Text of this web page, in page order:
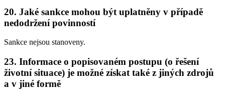
20. Jaké sankce mohou být uplatněny v případě
nedodržení povinností
Sankce nejsou stanoveny.
23. Informace o popisovaném postupu (o řešení
životní situace) je možné získat také z jiných zdrojů
a v jiné formě